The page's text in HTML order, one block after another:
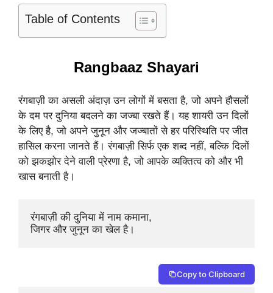
Table of Contents
Rangbaaz Shayari
रंगबाज़ी का असली अंदाज़ उन लोगों में बसता है, जो अपने हौसलों
के दम पर दुनिया बदलने का जज्बा रखते हैं। यह शायरी उन दिलों
के लिए है, जो अपने जुनून और जज्बातों से हर परिस्थिति पर जीत
हासिल करना जानते हैं। रंगबाज़ी सिर्फ एक शब्द नहीं, बल्कि दिलों
को झकझोर देने वाली प्रेरणा है, जो आपके व्यक्तित्व को और भी
खास बनाती है।
रंगबाज़ी की दुनिया में नाम कमाना,
जिगर और जुनून का खेल है।
Copy to Clipboard